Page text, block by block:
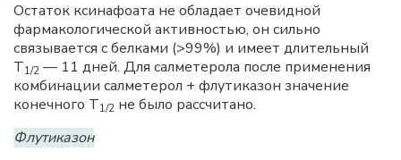
Остаток ксинафоата не обладает очевидной
фармакологической активностью, он сильно
связывается с белками (>99%) и имеет длительный
Т1/2 — 11 дней. Для салметерола после применения
комбинации салметерол + флутиказон значение
конечного Т1/2 не было рассчитано.
Флутиказон